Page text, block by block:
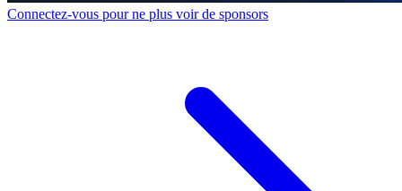
Connectez-vous pour ne plus voir de sponsors